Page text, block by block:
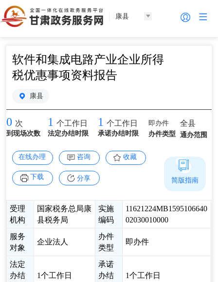
康县
软件和集成电路产业企业所得
税优惠事项资料报告
康县
0 次
到现场次数
1 个工作日
法定办结时限
1 个工作日
承诺办结时限
即办件
办件类型
全县
通办范围
在线办理 咨询 收藏
下载 分享
受理
机构
国家税务总局康
县税务局
实施
编码
11621224MB1595106640
02030010000
服务
对象
企业法人
办件
类型
即办件
法定
办结
1个工作日
承诺
办结
1个工作日
简版指南